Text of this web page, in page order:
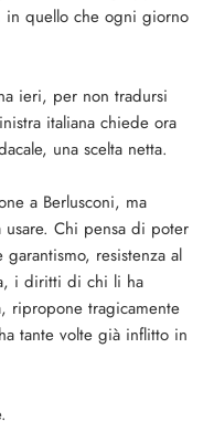
quello che ogni giorno
ieri, per non tradursi
italiana chiede ora
una scelta netta.
a Berlusconi, ma
Chi pensa di poter
resistenza al
i diritti di chi li ha
ripropone tragicamente
tante volte già inflitto in